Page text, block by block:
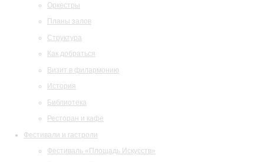
Оркестры
Планы залов
Структура
Как добраться
Визит в филармонию
История
Библиотека
Ресторан и кафе
Фестивали и гастроли
Фестиваль «Площадь Искусств»